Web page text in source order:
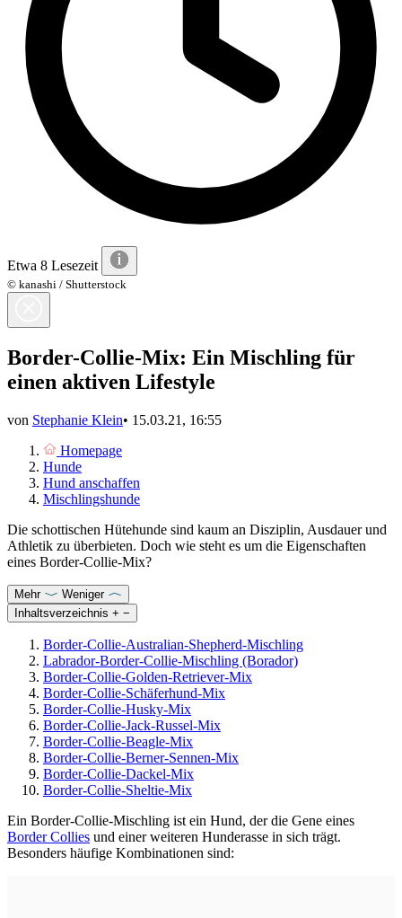
Etwa 8 Lesezeit
© kanashi / Shutterstock
Border-Collie-Mix: Ein Mischling für
einen aktiven Lifestyle
von Stephanie Klein• 15.03.21, 16:55
Homepage
Hunde
Hund anschaffen
Mischlingshunde
Die schottischen Hütehunde sind kaum an Disziplin, Ausdauer und
Athletik zu überbieten. Doch wie steht es um die Eigenschaften
eines Border-Collie-Mix?
Mehr
Weniger
Inhaltsverzeichnis + −
Border-Collie-Australian-Shepherd-Mischling
Labrador-Border-Collie-Mischling (Borador)
Border-Collie-Golden-Retriever-Mix
Border-Collie-Schäferhund-Mix
Border-Collie-Husky-Mix
Border-Collie-Jack-Russel-Mix
Border-Collie-Beagle-Mix
Border-Collie-Berner-Sennen-Mix
Border-Collie-Dackel-Mix
Border-Collie-Sheltie-Mix
Ein Border-Collie-Mischling ist ein Hund, der die Gene eines
Border Collies und einer weiteren Hunderasse in sich trägt.
Besonders häufige Kombinationen sind: